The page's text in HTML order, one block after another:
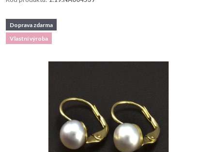
Doprava zdarma
Vlastní výroba